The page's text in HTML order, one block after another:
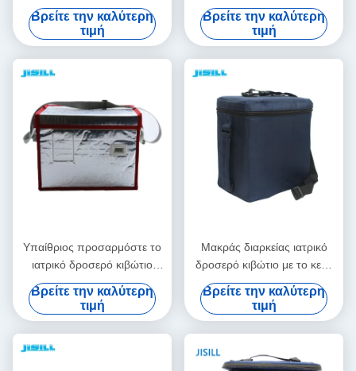
ωρών που μονώνεται με την
τσάντα υφάσματος της
Οξφόρδης
Βρείτε την καλύτερη
τιμή
εξατομικεύσιμες
θερμοκρασίες εύκολες να
καθαρίσουν
Βρείτε την καλύτερη
τιμή
Υπαίθριος προσαρμόστε το
ιατρικό δροσερό κιβώτιο
23.5L φορητό για το
παγοκιβώτιο Rotomolded
Βρείτε την καλύτερη
τιμή
Μακράς διαρκείας ιατρικό
δροσερό κιβώτιο με το κενό
υλικό μόνωσης για την
ιατρική μεταφορά εμβολίων
Βρείτε την καλύτερη
τιμή